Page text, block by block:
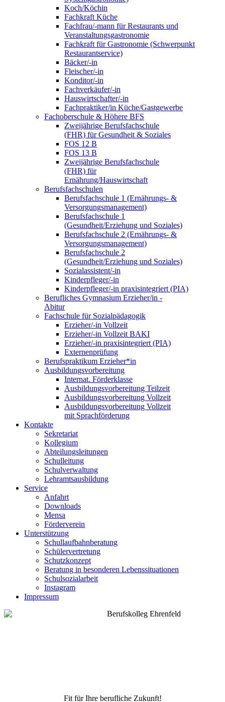
Koch/Köchin
Fachkraft Küche
Fachfrau/-mann für Restaurants und
Veranstaltungsgastronomie
Fachkraft für Gastronomie (Schwerpunkt
Restaurantservice)
Bäcker/-in
Fleischer/-in
Konditor/-in
Fachverkäufer/-in
Hauswirtschafter/-in
Fachpraktiker/in Küche/Gastgewerbe
Fachoberschule & Höhere BFS
Zweijährige Berufsfachschule
(FHR) für Gesundheit & Soziales
FOS 12 B
FOS 13 B
Zweijährige Berufsfachschule
(FHR) für
Ernährung/Hauswirtschaft
Berufsfachschulen
Berufsfachschule 1 (Ernährungs- &
Versorgungsmanagement)
Berufsfachschule 1
(Gesundheit/Erziehung und Soziales)
Berufsfachschule 2 (Ernährungs- &
Versorgungsmanagement)
Berufsfachschule 2
(Gesundheit/Erziehung und Soziales)
Sozialassistent/-in
Kinderpfleger/-in
Kinderpfleger/-in praxisintegriert (PIA)
Berufliches Gymnasium Erzieher/in -
Abitur
Fachschule für Sozialpädagogik
Erzieher/-in Vollzeit
Erzieher/-in Vollzeit BAKI
Erzieher/-in praxisintegriert (PIA)
Externenprüfung
Berufspraktikum Erzieher*in
Ausbildungsvorbereitung
Internat. Förderklasse
Ausbildungsvorbereitung Teilzeit
Ausbildungsvorbereitung Vollzeit
Ausbildungsvorbereitung Vollzeit
mit Sprachförderung
Kontakte
Sekretariat
Kollegium
Abteilungsleitungen
Schulleitung
Schulverwaltung
Lehramtsausbildung
Service
Anfahrt
Downloads
Mensa
Förderverein
Unterstützung
Schullaufbahnberatung
Schülervertretung
Schutzkonzept
Beratung in besonderen Lebenssituationen
Schulsozialarbeit
Instagram
Impressum
Fit für Ihre berufliche Zukunft!